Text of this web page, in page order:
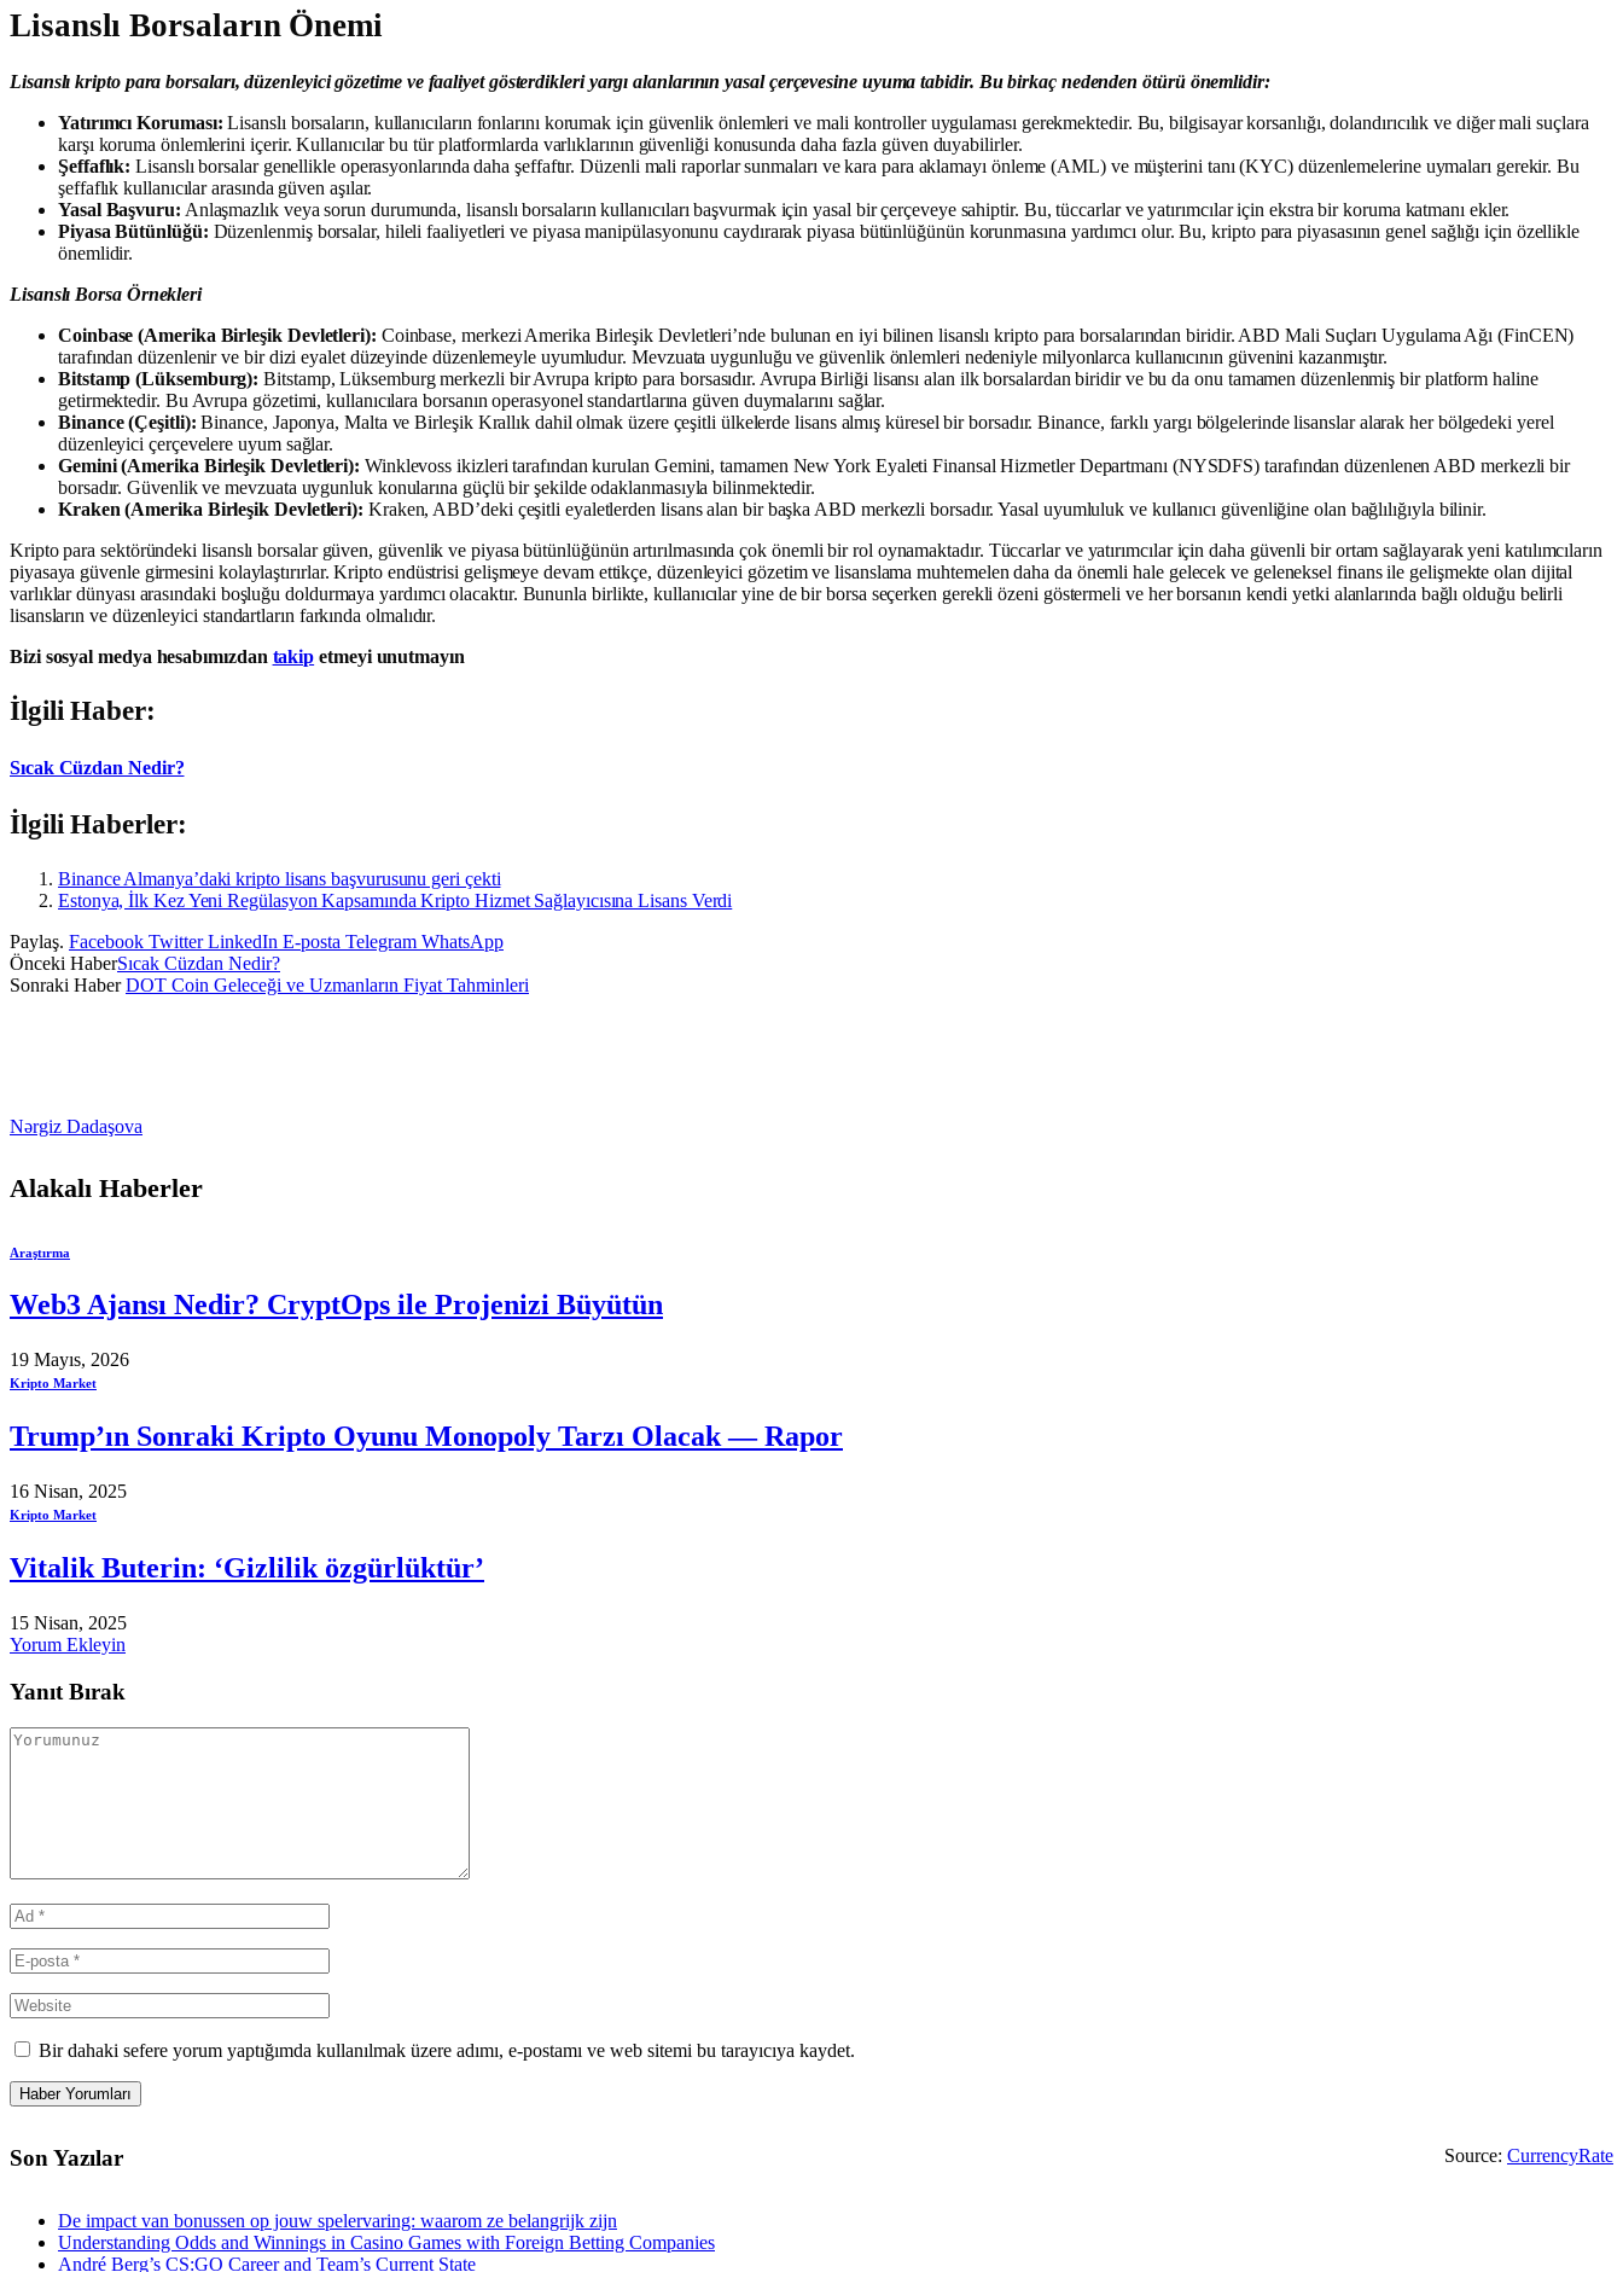
Lisanslı Borsaların Önemi
Lisanslı kripto para borsaları, düzenleyici gözetime ve faaliyet gösterdikleri yargı alanlarının yasal çerçevesine uyuma tabidir. Bu birkaç nedenden ötürü önemlidir:
Yatırımcı Koruması: Lisanslı borsaların, kullanıcıların fonlarını korumak için güvenlik önlemleri ve mali kontroller uygulaması gerekmektedir. Bu, bilgisayar korsanlığı, dolandırıcılık ve diğer mali suçlara
karşı koruma önlemlerini içerir. Kullanıcılar bu tür platformlarda varlıklarının güvenliği konusunda daha fazla güven duyabilirler.
Şeffaflık: Lisanslı borsalar genellikle operasyonlarında daha şeffaftır. Düzenli mali raporlar sunmaları ve kara para aklamayı önleme (AML) ve müşterini tanı (KYC) düzenlemelerine uymaları gerekir. Bu
şeffaflık kullanıcılar arasında güven aşılar.
Yasal Başvuru: Anlaşmazlık veya sorun durumunda, lisanslı borsaların kullanıcıları başvurmak için yasal bir çerçeveye sahiptir. Bu, tüccarlar ve yatırımcılar için ekstra bir koruma katmanı ekler.
Piyasa Bütünlüğü: Düzenlenmiş borsalar, hileli faaliyetleri ve piyasa manipülasyonunu caydırarak piyasa bütünlüğünün korunmasına yardımcı olur. Bu, kripto para piyasasının genel sağlığı için özellikle
önemlidir.
Lisanslı Borsa Örnekleri
Coinbase (Amerika Birleşik Devletleri): Coinbase, merkezi Amerika Birleşik Devletleri’nde bulunan en iyi bilinen lisanslı kripto para borsalarından biridir. ABD Mali Suçları Uygulama Ağı (FinCEN)
tarafından düzenlenir ve bir dizi eyalet düzeyinde düzenlemeyle uyumludur. Mevzuata uygunluğu ve güvenlik önlemleri nedeniyle milyonlarca kullanıcının güvenini kazanmıştır.
Bitstamp (Lüksemburg): Bitstamp, Lüksemburg merkezli bir Avrupa kripto para borsasıdır. Avrupa Birliği lisansı alan ilk borsalardan biridir ve bu da onu tamamen düzenlenmiş bir platform haline
getirmektedir. Bu Avrupa gözetimi, kullanıcılara borsanın operasyonel standartlarına güven duymalarını sağlar.
Binance (Çeşitli): Binance, Japonya, Malta ve Birleşik Krallık dahil olmak üzere çeşitli ülkelerde lisans almış küresel bir borsadır. Binance, farklı yargı bölgelerinde lisanslar alarak her bölgedeki yerel
düzenleyici çerçevelere uyum sağlar.
Gemini (Amerika Birleşik Devletleri): Winklevoss ikizleri tarafından kurulan Gemini, tamamen New York Eyaleti Finansal Hizmetler Departmanı (NYSDFS) tarafından düzenlenen ABD merkezli bir
borsadır. Güvenlik ve mevzuata uygunluk konularına güçlü bir şekilde odaklanmasıyla bilinmektedir.
Kraken (Amerika Birleşik Devletleri): Kraken, ABD’deki çeşitli eyaletlerden lisans alan bir başka ABD merkezli borsadır. Yasal uyumluluk ve kullanıcı güvenliğine olan bağlılığıyla bilinir.
Kripto para sektöründeki lisanslı borsalar güven, güvenlik ve piyasa bütünlüğünün artırılmasında çok önemli bir rol oynamaktadır. Tüccarlar ve yatırımcılar için daha güvenli bir ortam sağlayarak yeni katılımcıların
piyasaya güvenle girmesini kolaylaştırırlar. Kripto endüstrisi gelişmeye devam ettikçe, düzenleyici gözetim ve lisanslama muhtemelen daha da önemli hale gelecek ve geleneksel finans ile gelişmekte olan dijital
varlıklar dünyası arasındaki boşluğu doldurmaya yardımcı olacaktır. Bununla birlikte, kullanıcılar yine de bir borsa seçerken gerekli özeni göstermeli ve her borsanın kendi yetki alanlarında bağlı olduğu belirli
lisansların ve düzenleyici standartların farkında olmalıdır.
Bizi sosyal medya hesabımızdan takip etmeyi unutmayın
İlgili Haber:
Sıcak Cüzdan Nedir?
İlgili Haberler:
Binance Almanya’daki kripto lisans başvurusunu geri çekti
Estonya, İlk Kez Yeni Regülasyon Kapsamında Kripto Hizmet Sağlayıcısına Lisans Verdi
Paylaş. Facebook Twitter LinkedIn E-posta Telegram WhatsApp
Önceki HaberSıcak Cüzdan Nedir?
Sonraki HaberDOT Coin Geleceği ve Uzmanların Fiyat Tahminleri
Nərgiz Dadaşova
Alakalı Haberler
Araştırma
Web3 Ajansı Nedir? CryptOps ile Projenizi Büyütün
19 Mayıs, 2026
Kripto Market
Trump’ın Sonraki Kripto Oyunu Monopoly Tarzı Olacak — Rapor
16 Nisan, 2025
Kripto Market
Vitalik Buterin: ‘Gizlilik özgürlüktür’
15 Nisan, 2025
Yorum Ekleyin
Yanıt Bırak
Bir dahaki sefere yorum yaptığımda kullanılmak üzere adımı, e-postamı ve web sitemi bu tarayıcıya kaydet.
Source: CurrencyRate
Son Yazılar
De impact van bonussen op jouw spelervaring: waarom ze belangrijk zijn
Understanding Odds and Winnings in Casino Games with Foreign Betting Companies
André Berg’s CS:GO Career and Team’s Current State